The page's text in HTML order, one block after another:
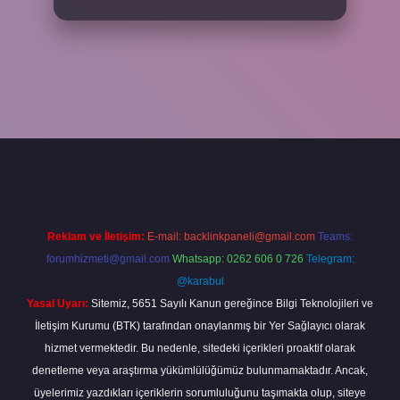
Reklam ve İletişim: E-mail: backlinkpaneli@gmail.com Teams:
forumhizmeti@gmail.com Whatsapp: 0262 606 0 726 Telegram:
@karabul
Yasal Uyarı: Sitemiz, 5651 Sayılı Kanun gereğince Bilgi Teknolojileri ve
İletişim Kurumu (BTK) tarafından onaylanmış bir Yer Sağlayıcı olarak
hizmet vermektedir. Bu nedenle, sitedeki içerikleri proaktif olarak
denetleme veya araştırma yükümlülüğümüz bulunmamaktadır. Ancak,
üyelerimiz yazdıkları içeriklerin sorumluluğunu taşımakta olup, siteye